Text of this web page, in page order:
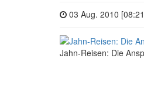
03 Aug. 2010
Jahn-Reisen: Die